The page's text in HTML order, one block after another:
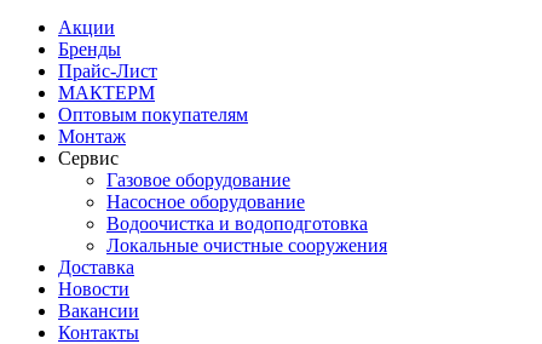
Акции
Бренды
Прайс-Лист
МАКТЕРМ
Оптовым покупателям
Монтаж
Сервис
Газовое оборудование
Насосное оборудование
Водоочистка и водоподготовка
Локальные очистные сооружения
Доставка
Новости
Вакансии
Контакты